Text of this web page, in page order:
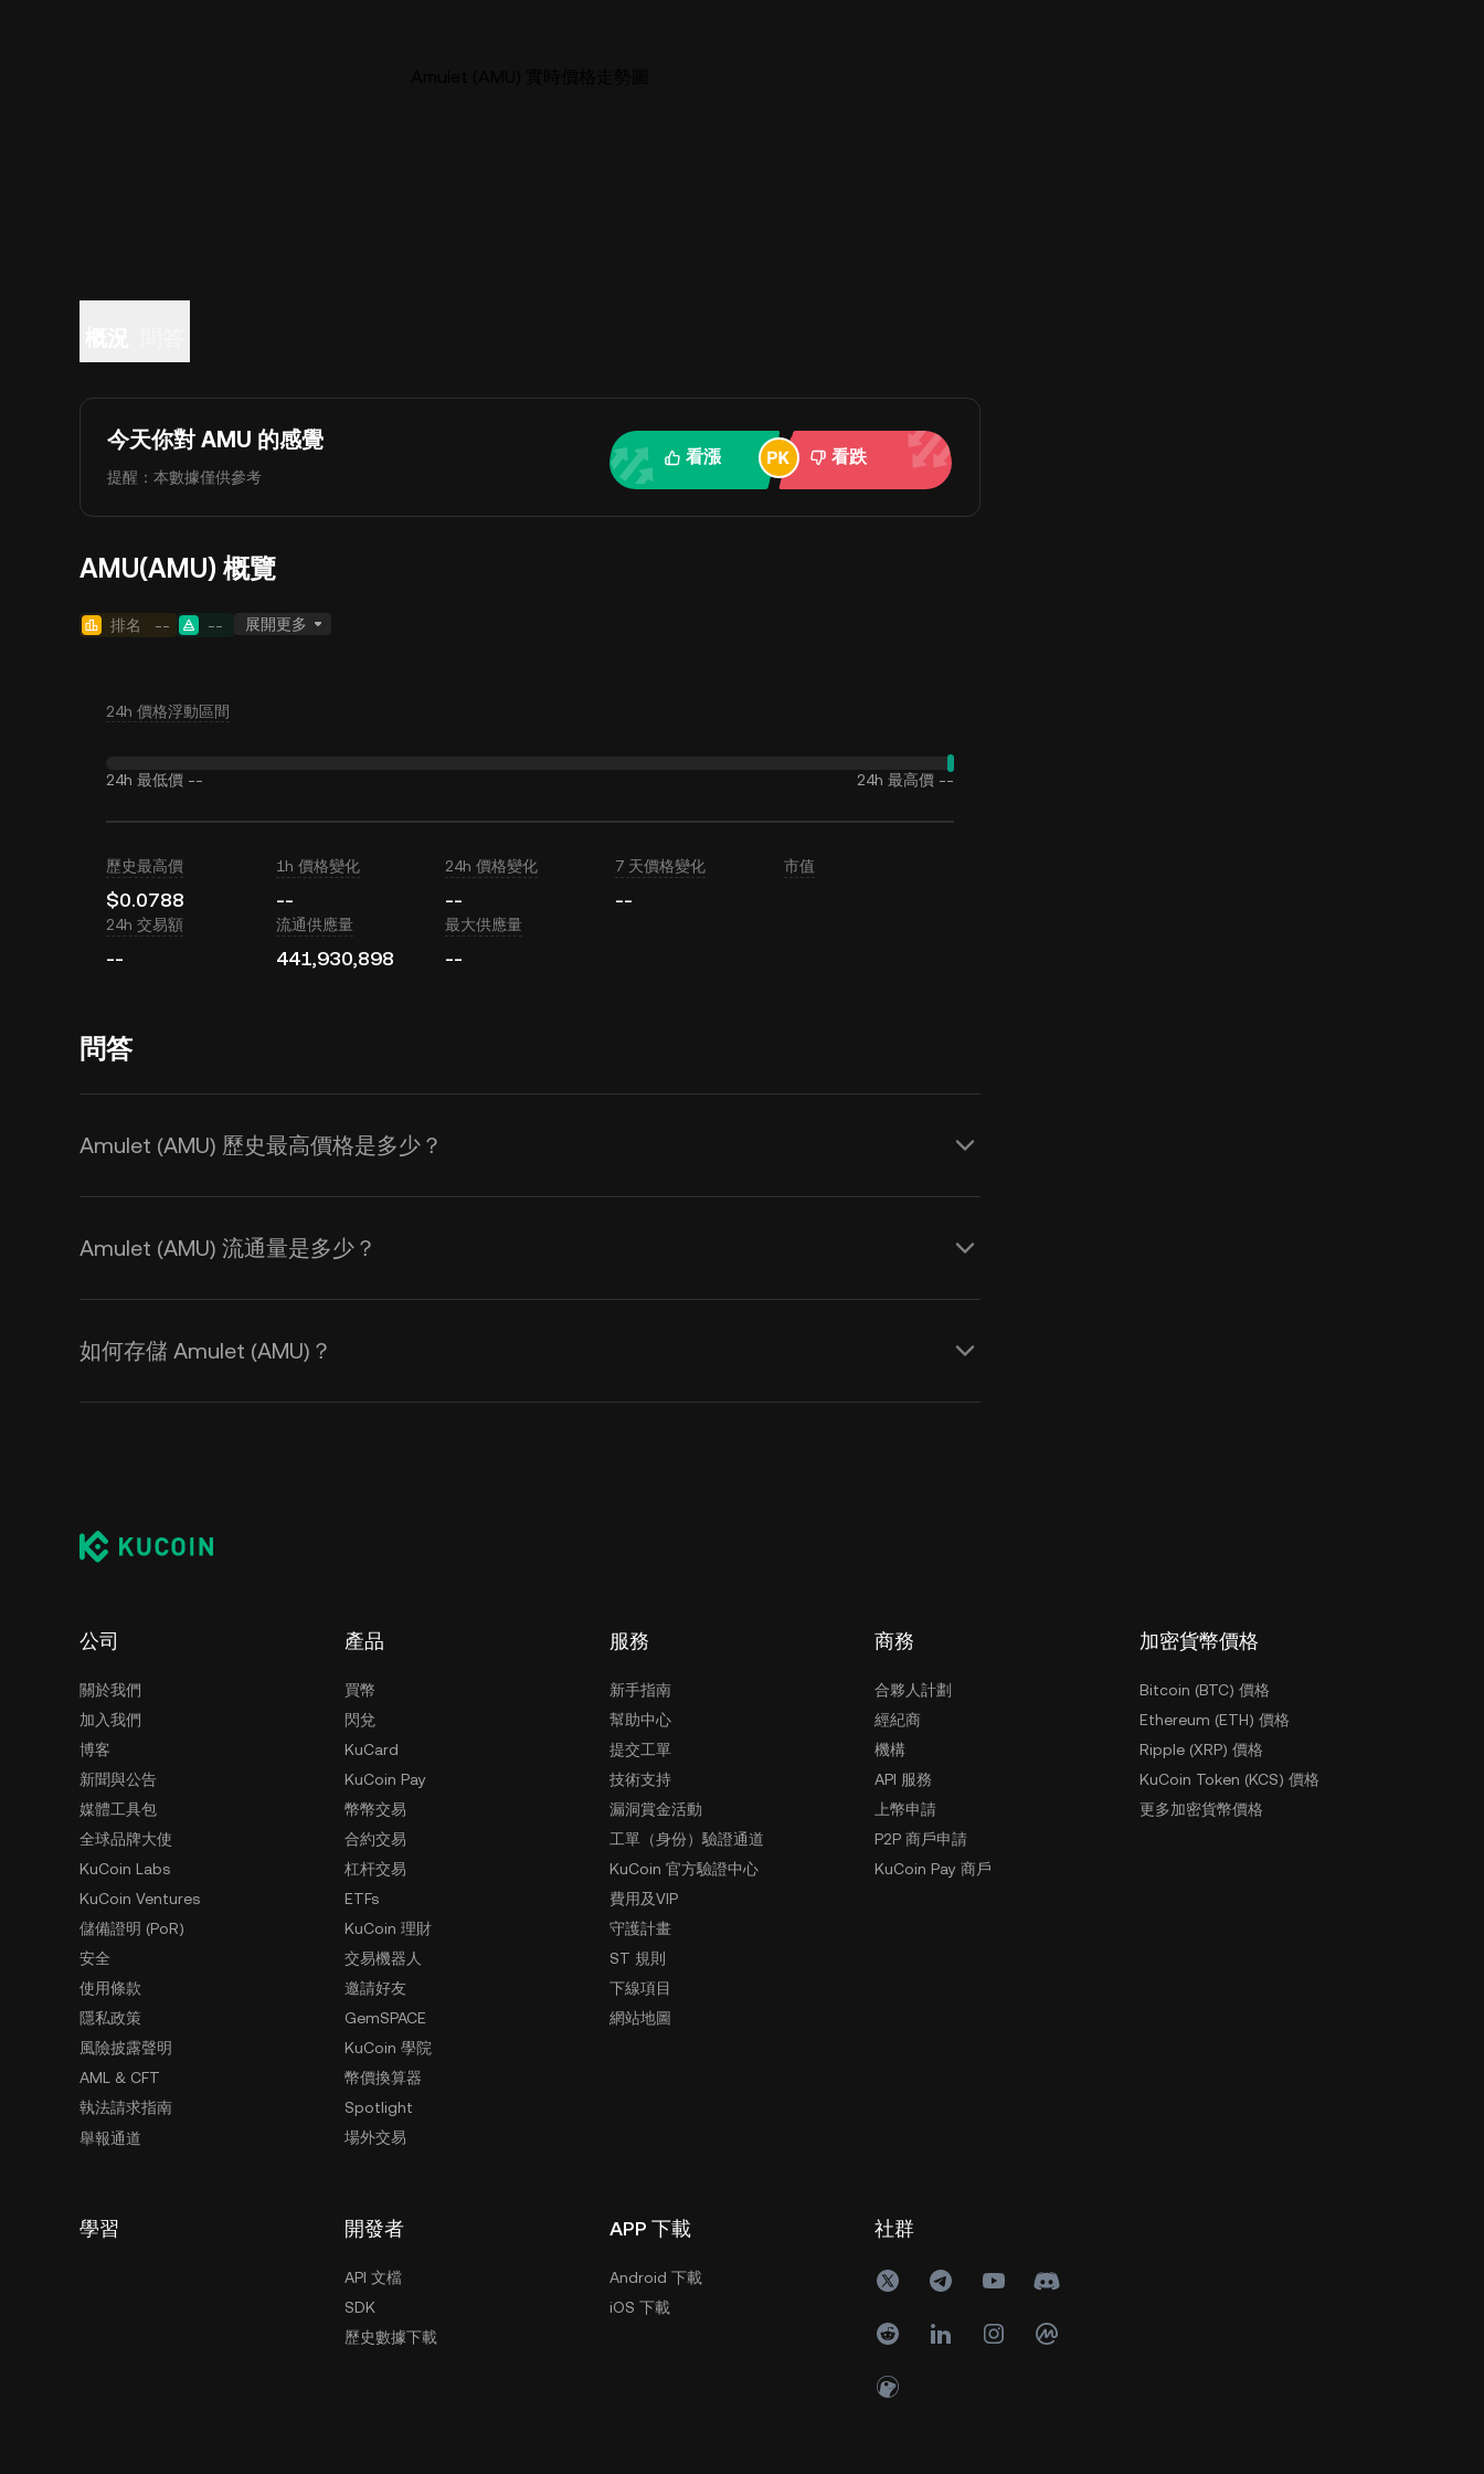
今天你對 AMU 的感覺
提醒：本數據僅供參考
看漲 看跌
AMU(AMU) 概覽
排名 -- -- 展開更多
24h 價格浮動區間
24h 最低價 -- 24h 最高價 --
歷史最高價
$0.0788
1h 價格變化
--
24h 價格變化
--
7 天價格變化
--
市值
24h 交易額
--
流通供應量
441,930,898
最大供應量
--
問答
Amulet (AMU) 歷史最高價格是多少？
Amulet (AMU) 流通量是多少？
如何存儲 Amulet (AMU)？
公司
關於我們
加入我們
博客
新聞與公告
媒體工具包
全球品牌大使
KuCoin Labs
KuCoin Ventures
儲備證明 (PoR)
安全
使用條款
隱私政策
風險披露聲明
AML & CFT
執法請求指南
舉報通道
產品
買幣
閃兌
KuCard
KuCoin Pay
幣幣交易
合約交易
杠杆交易
ETFs
KuCoin 理財
交易機器人
邀請好友
GemSPACE
KuCoin 學院
幣價換算器
Spotlight
場外交易
服務
新手指南
幫助中心
提交工單
技術支持
漏洞賞金活動
工單（身份）驗證通道
KuCoin 官方驗證中心
費用及VIP
守護計畫
ST 規則
下線項目
網站地圖
商務
合夥人計劃
經紀商
機構
API 服務
上幣申請
P2P 商戶申請
KuCoin Pay 商戶
加密貨幣價格
Bitcoin (BTC) 價格
Ethereum (ETH) 價格
Ripple (XRP) 價格
KuCoin Token (KCS) 價格
更多加密貨幣價格
學習 開發者
API 文檔
SDK
歷史數據下載
APP 下載
Android 下載
iOS 下載
社群